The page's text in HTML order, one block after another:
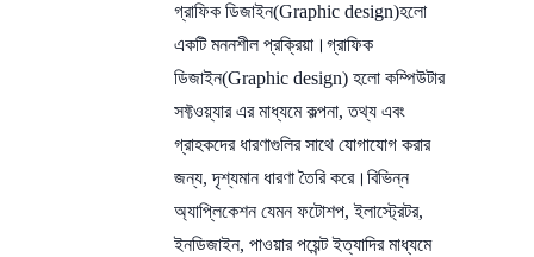
গ্রাফিক ডিজাইন(Graphic design)হলো
একটি মননশীল প্রক্রিয়া।গ্রাফিক
ডিজাইন(Graphic design) হলো কম্পিউটার
সফ্টওয়্যার এর মাধ্যমে কল্পনা, তথ্য এবং
গ্রাহকদের ধারণাগুলির সাথে যোগাযোগ করার
জন্য, দৃশ্যমান ধারণা তৈরি করে।বিভিন্ন
অ্যাপ্লিকেশন যেমন ফটোশপ, ইলাস্ট্রেটর,
ইনডিজাইন, পাওয়ার পয়েন্ট ইত্যাদির মাধ্যমে